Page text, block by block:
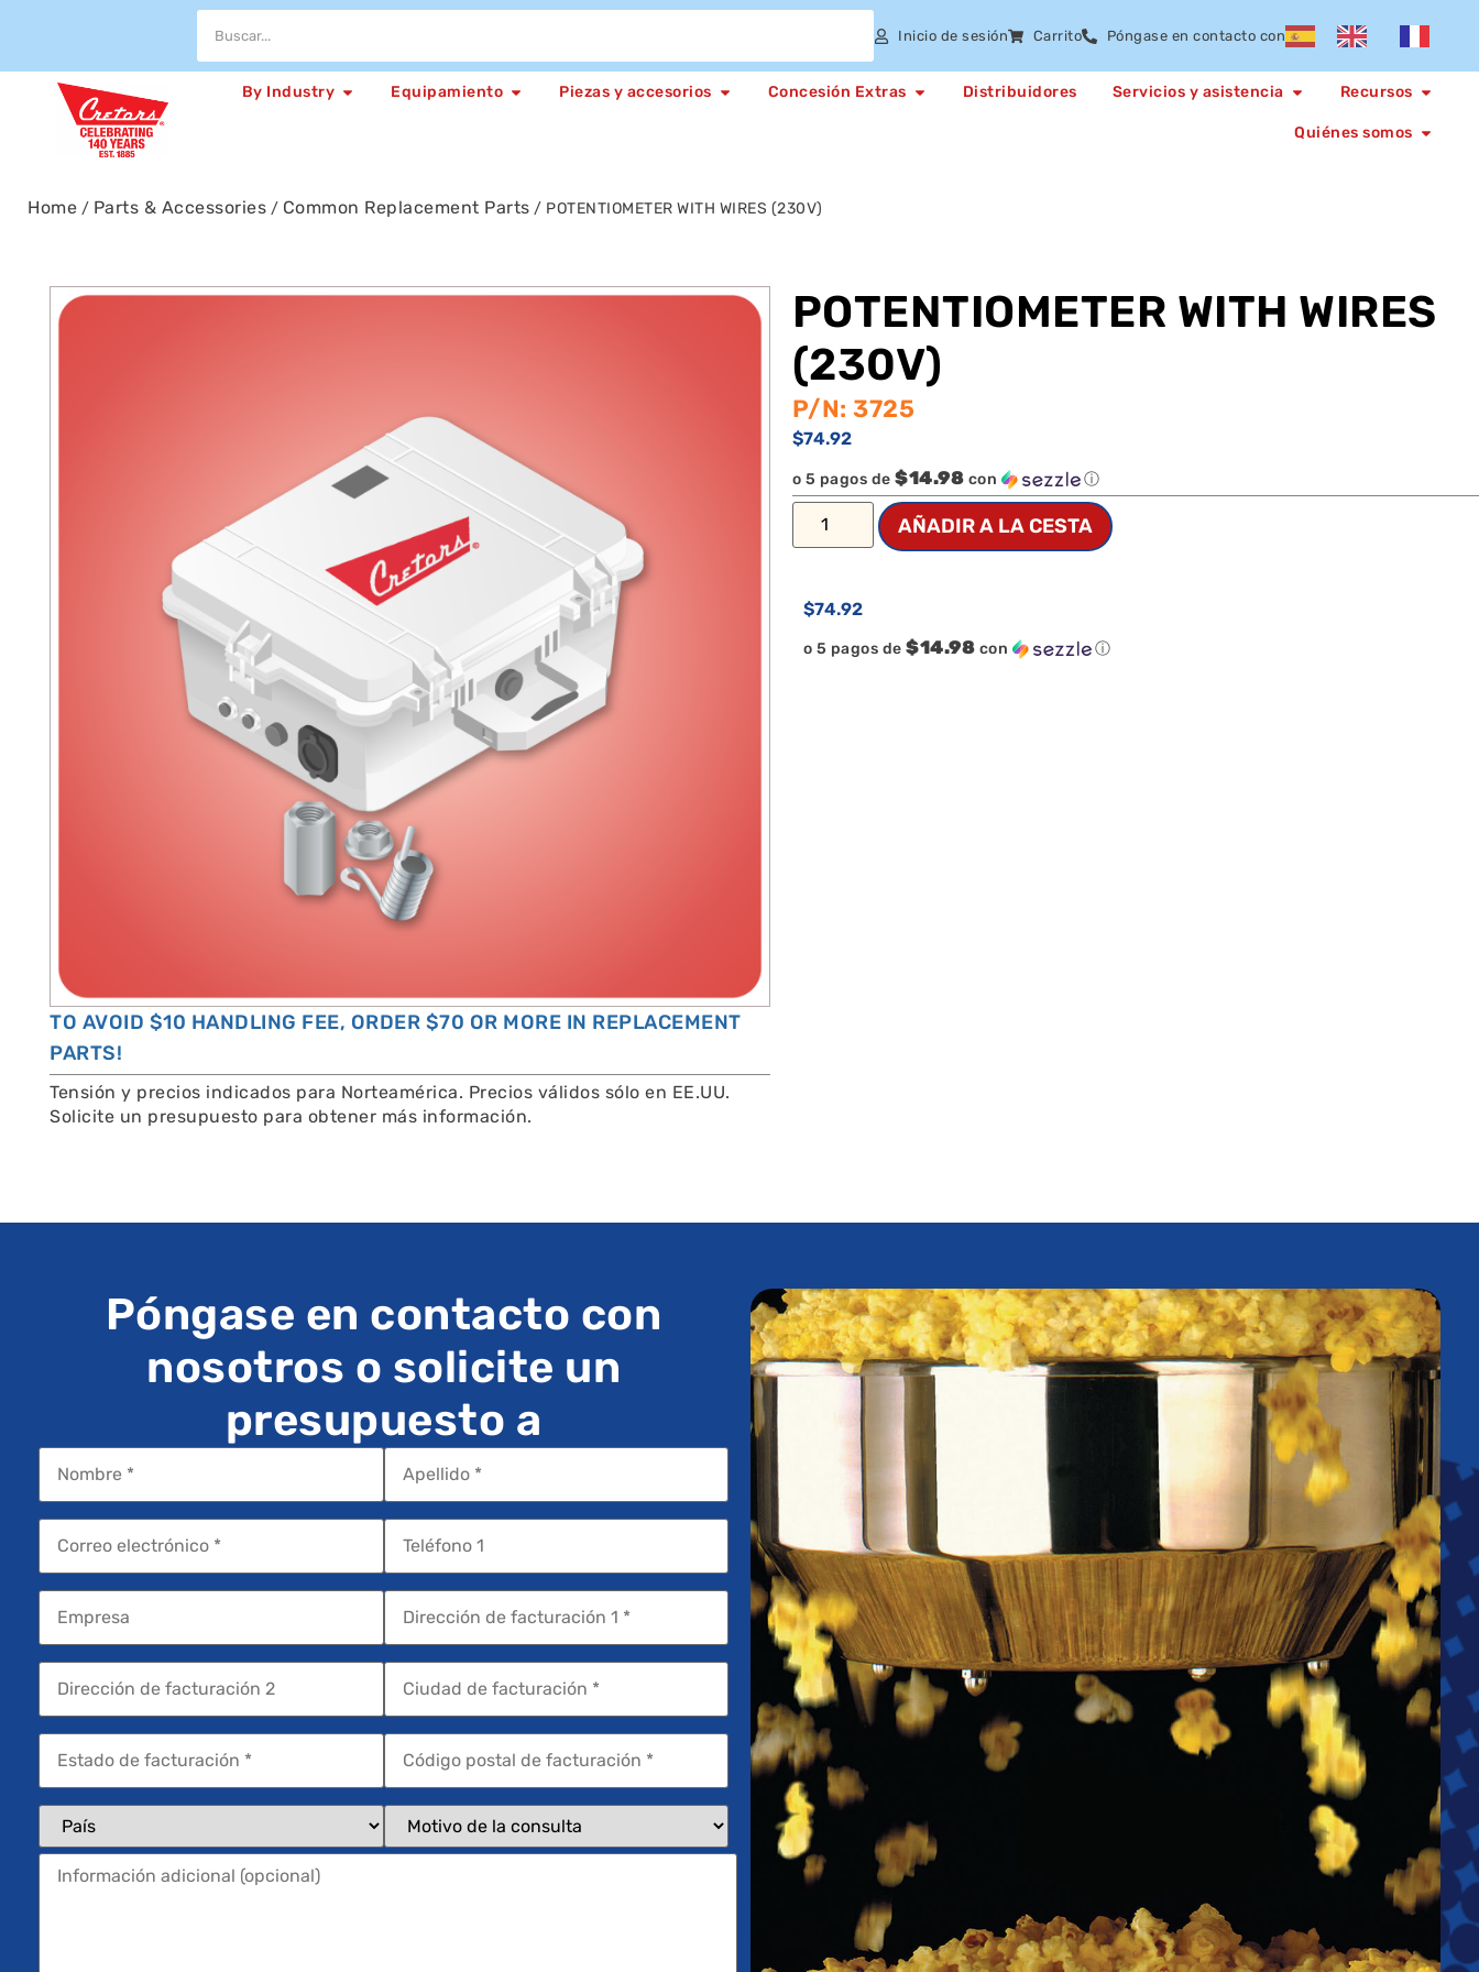
Inicio de sesión Carrito Póngase en contacto con
By Industry Equipamiento Piezas y accesorios Concesión Extras Distribuidores Servicios y asistencia Recursos
Quiénes somos
Home / Parts & Accessories / Common Replacement Parts / POTENTIOMETER WITH WIRES (230V)
TO AVOID $10 HANDLING FEE, ORDER $70 OR MORE IN REPLACEMENT
PARTS!
Tensión y precios indicados para Norteamérica. Precios válidos sólo en EE.UU.
Solicite un presupuesto para obtener más información.
POTENTIOMETER WITH WIRES
(230V)
P/N: 3725
$74.92
o 5 pagos de$14.98 con ⓘ
AÑADIR A LA CESTA
$74.92
o 5 pagos de$14.98 con ⓘ
Póngase en contacto con
nosotros o solicite un
presupuesto a